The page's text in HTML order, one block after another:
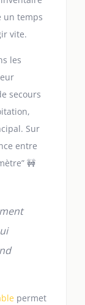
un temps
vite.
les
secours
Sur
entre
🚧
permet